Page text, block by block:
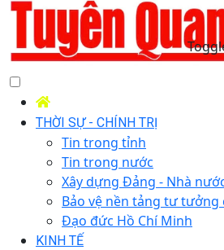
THỜI SỰ - CHÍNH TRỊ
Tin trong tỉnh
Tin trong nước
Xây dựng Đảng - Nhà
Bảo vệ nền tảng tư tưởng
Đạo đức Hồ Chí Minh
KINH TẾ